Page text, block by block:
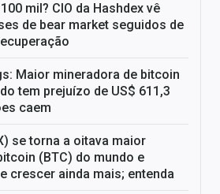
mil? CIO da Hashdex vê
de bear market seguidos de
Maior mineradora de bitcoin
tem prejuízo de US$ 611,3
caem
se torna a oitava maior
(BTC) do mundo e
crescer ainda mais; entenda